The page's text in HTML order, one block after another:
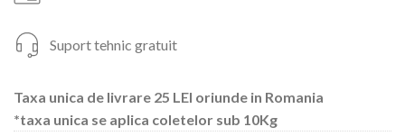
Suport tehnic gratuit
Taxa unica de livrare 25 LEI oriunde in Romania
*taxa unica se aplica coletelor sub 10Kg